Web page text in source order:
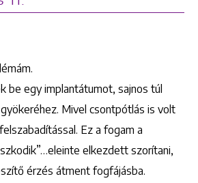
be egy implantátumot, sajnos túl
Mivel csontpótlás is volt
Ez a fogam a
elkezdett szorítani,
érzés átment fogfájásba.